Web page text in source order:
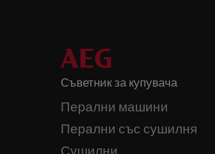
Съветник за купувача
Перални машини
Перални със сушилня
Сушилни